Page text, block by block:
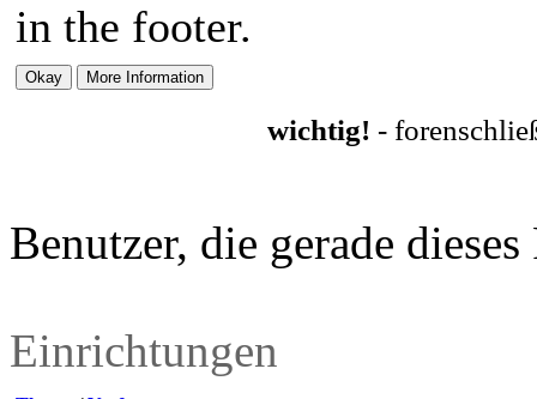
in the footer.
wichtig! -
Benutzer, die gerade
Einrichtungen